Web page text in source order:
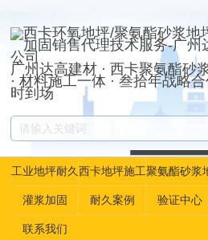
广州达高建材 · 西卡聚氨酯砂
· 材料施工一体 · 叁拾年战略
时到场
工业地坪耐久
性资产管理
西卡地坪施工聚氨酯砂浆
坪
灌浆加固 耐久案例 验证中心
联系我们